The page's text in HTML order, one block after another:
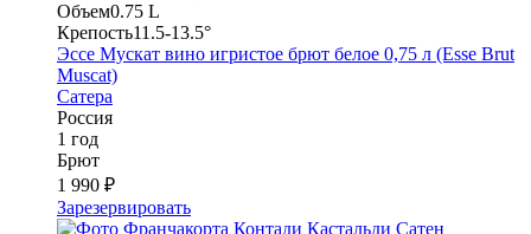
Объем0.75 L
Крепость11.5-13.5°
Эссе Мускат вино игристое брют белое 0,75 л (Esse Brut
Muscat)
Сатера
Россия
1 год
Брют
1 990 ₽
Зарезервировать